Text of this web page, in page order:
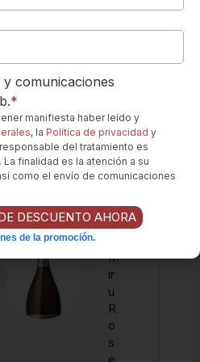
Hablenos
H
u
nt
er
M
ir
M
ir
u
R
o
s
comunicaciones
*
manifiesta haber leído y
, la Política de privacidad y
responsable del tratamiento es
La finalidad es la atención a su
como el envío de comunicaciones
DESCUENTO AHORA
de la promoción.